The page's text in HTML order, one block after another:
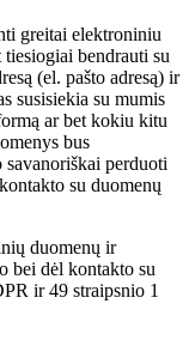
greitai elektroniniu
bendrauti su
(el. pašto adresą) ir
susisiekia su mumis
ar bet kokiu kitu
bus
perduoti
su duomenų
duomenų ir
bei dėl kontakto su
ir 49 straipsnio 1